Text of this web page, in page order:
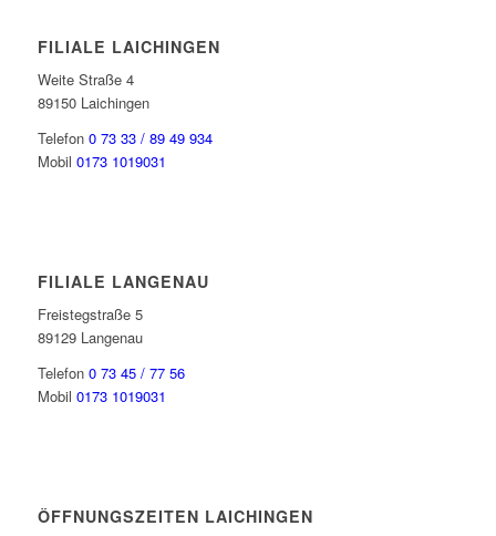
FILIALE LAICHINGEN
Weite Straße 4
89150 Laichingen
Telefon 0 73 33 / 89 49 934
Mobil 0173 1019031
FILIALE LANGENAU
Freistegstraße 5
89129 Langenau
Telefon 0 73 45 / 77 56
Mobil 0173 1019031
ÖFFNUNGSZEITEN LAICHINGEN